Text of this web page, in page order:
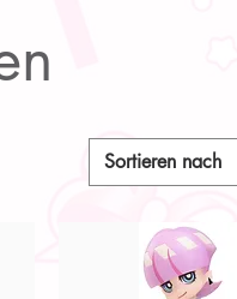
Sortieren nach